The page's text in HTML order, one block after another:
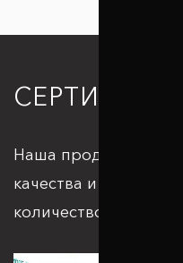
Наша продукция
качества и
количеством